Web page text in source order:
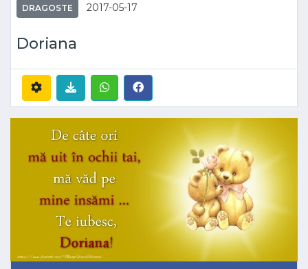
DRAGOSTE 2017-05-17
Doriana